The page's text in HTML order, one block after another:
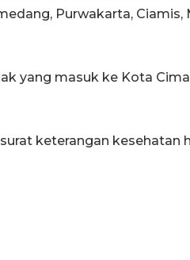
Purwakarta, Ciamis,
yang masuk ke Kota
keterangan kesehatan
sampai 8 tahan?